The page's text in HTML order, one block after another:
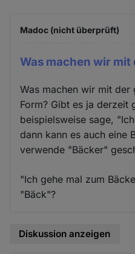
Madoc (nicht überprüft)
Was machen wir mit
Was machen wir mit der
Form? Gibt es ja derzeit
beispielsweise sage,
dann kann es auch eine
verwende "Bäcker"
"Ich gehe mal zum
"Bäck"?
Diskussion anzeigen